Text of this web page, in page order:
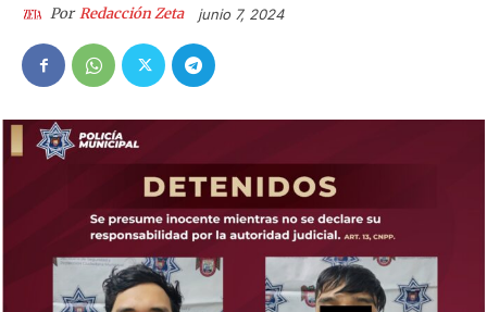
Por Redacción Zeta junio 7, 2024